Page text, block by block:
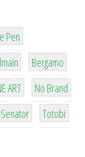
Pen
4 26
Bergamo
4
ART
90
No Brand
15
Senator
43
Totobi